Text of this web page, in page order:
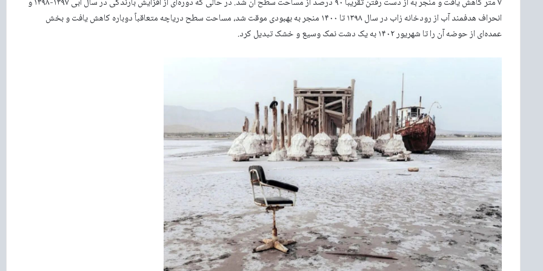
انحراف هدفمند آب از رودخانه زاب در سال ۱۳۹۸ تا ۱۴۰۰ منجر به بهبودی موقت شد، مساحت سطح دریاچه متعاقباً دوباره کاهش یافت و بخش
عمده‌ای از حوضه آن را تا شهریور ۱۴۰۲ به یک دشت نمک وسیع و خشک تبدیل کرد.